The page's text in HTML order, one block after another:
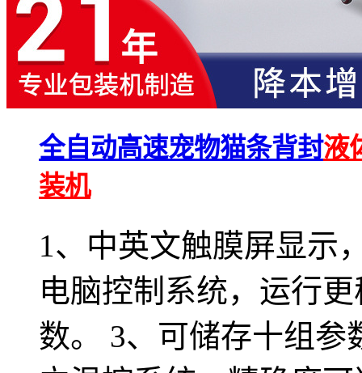
全自动高速宠物猫条背封液
装机
1、中英文触膜屏显示
电脑控制系统，运行
数。 3、可储存十组参